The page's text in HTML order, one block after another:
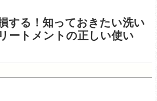
する！知っておきたい洗い
ートメントの正しい使い